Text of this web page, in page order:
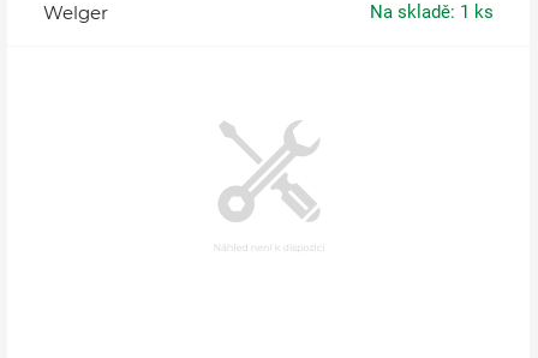
Welger Na skladě: 1 ks